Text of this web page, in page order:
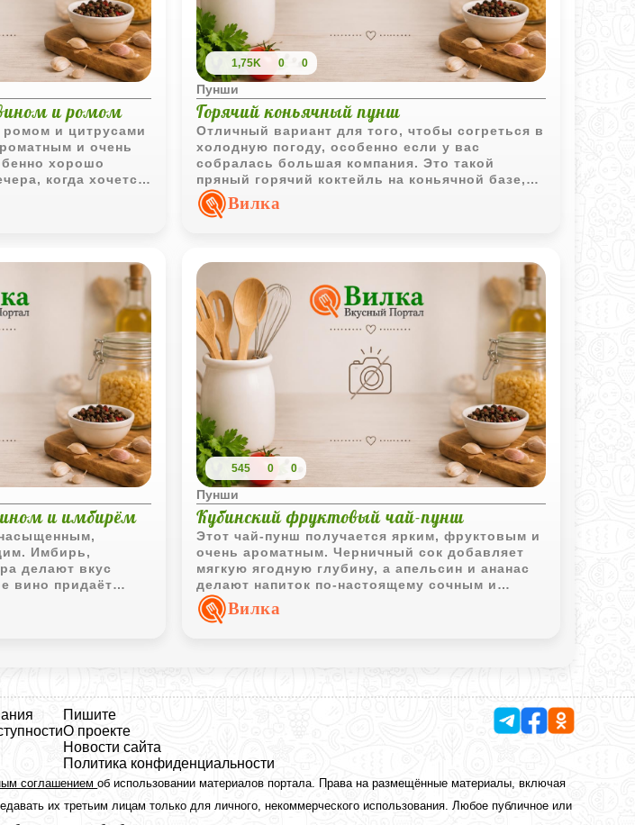
и ромом
и цитрусами
и очень
хорошо
когда хочется
без сложного
1,75K 0 0
Пунши
Горячий коньячный пунш
Отличный вариант для того, чтобы согреться в
холодную погоду, особенно если у вас
собралась большая компания. Это такой
пряный горячий коктейль на коньячной базе,
который чем-то напоминает классический грог
или пунш. Самое классное здесь - это
забрала все ароматы, и только потом
аккуратно вводим коньяк. Благодаря этому
алкоголь не успевает выпариться, а напиток
получается очень душистым и мощно
согревающим. Отличная штука для долгих
зимних посиделок.
Вилка
и имбирём
Имбирь,
делают вкус
вино придаёт
545 0 0
Пунши
Кубинский фруктовый чай-пунш
Этот чай-пунш получается ярким, фруктовым и
очень ароматным. Черничный сок добавляет
мягкую ягодную глубину, а апельсин и ананас
делают напиток по-настоящему сочным и
солнечным даже в прохладную погоду.
Вилка
Пишите
О проекте
Новости сайта
Политика конфиденциальности
соглашениемоб использовании материалов портала. Права на размещённые материалы, включая
их третьим лицам только для личного, некоммерческого использования. Любое публичное или